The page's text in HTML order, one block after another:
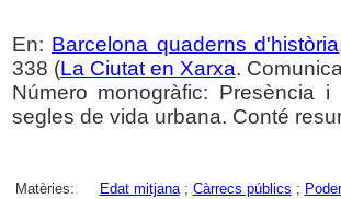
En: Barcelona quaderns d'història
338 (La Ciutat en Xarxa.
Número monogràfic: Presència
segles de vida urbana. Conté
Matèries: Edat mitjana; Càrrecs públics ;